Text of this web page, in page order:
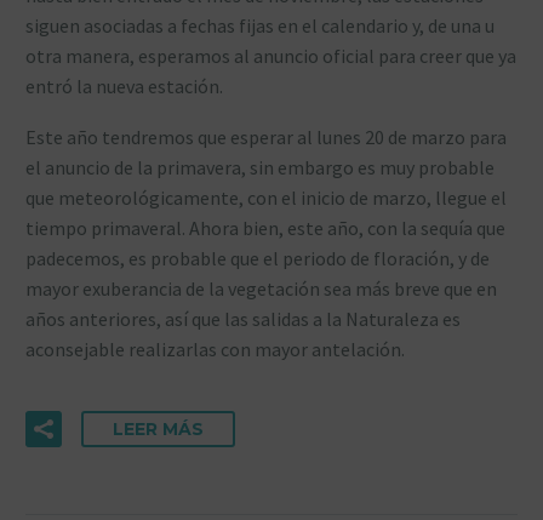
siguen asociadas a fechas fijas en el calendario y, de una u
otra manera, esperamos al anuncio oficial para creer que ya
entró la nueva estación.
Este año tendremos que esperar al lunes 20 de marzo para
el anuncio de la primavera, sin embargo es muy probable
que meteorológicamente, con el inicio de marzo, llegue el
tiempo primaveral. Ahora bien, este año, con la sequía que
padecemos, es probable que el periodo de floración, y de
mayor exuberancia de la vegetación sea más breve que en
años anteriores, así que las salidas a la Naturaleza es
aconsejable realizarlas con mayor antelación.
LEER MÁS